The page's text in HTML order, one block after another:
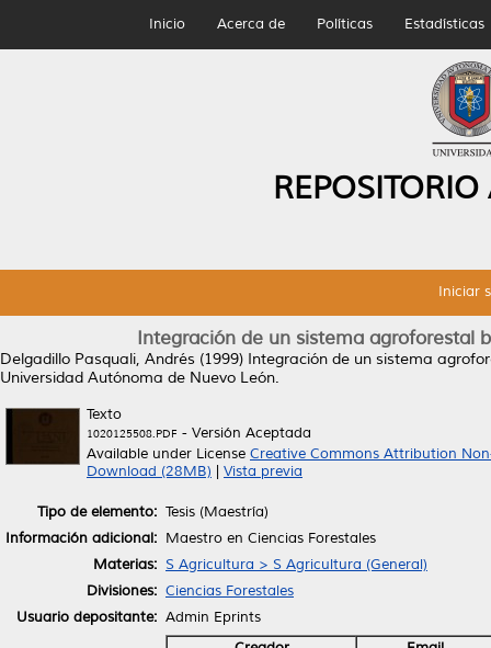
Inicio Acerca de Políticas Estadísticas
Iniciar
Integración de un sistema agroforestal
Delgadillo Pasquali, Andrés (1999) Integración de un sistema
Universidad Autónoma de Nuevo León.
Texto
1020125508.PDF - Versión Aceptada
Available under License Creative Commons Attribution
Download (28MB)
Vista previa
Tipo de elemento: Tesis (Maestría)
Información adicional: Maestro en Ciencias Forestales
Materias: S Agricultura > S Agricultura (General)
Divisiones: Ciencias Forestales
Usuario depositante: Admin Eprints